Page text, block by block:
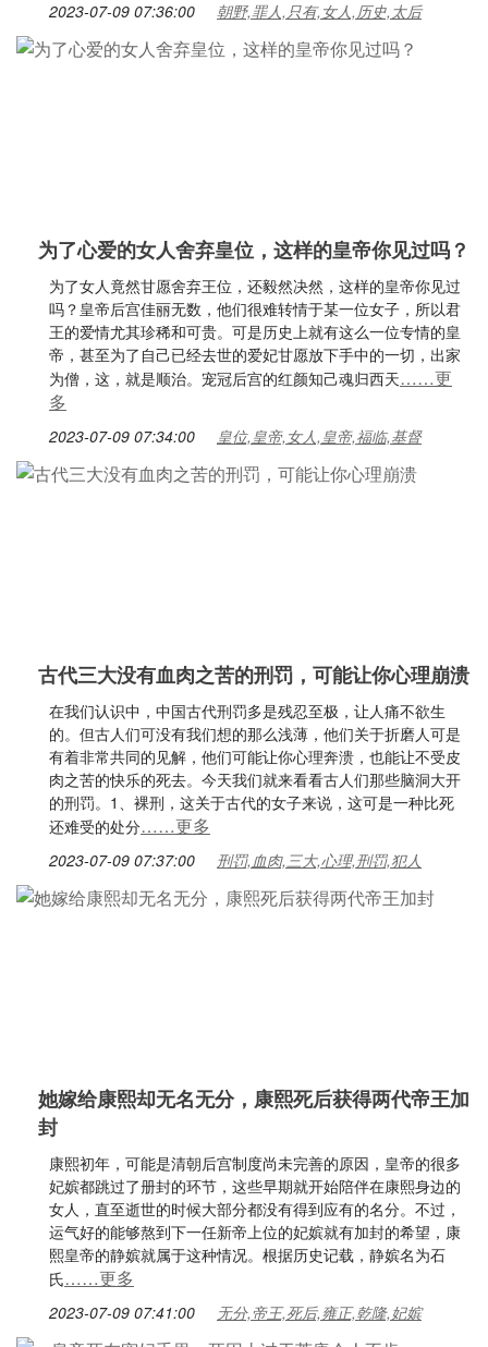
2023-07-09 07:36:00 朝野,罪人,只有,女人,历史,太后
为了心爱的女人舍弃皇位，这样的皇帝你见过吗？
为了女人竟然甘愿舍弃王位，还毅然决然，这样的皇帝你见过
吗？皇帝后宫佳丽无数，他们很难转情于某一位女子，所以君
王的爱情尤其珍稀和可贵。可是历史上就有这么一位专情的皇
帝，甚至为了自己已经去世的爱妃甘愿放下手中的一切，出家
为僧，这，就是顺治。宠冠后宫的红颜知己魂归西天……更
多
2023-07-09 07:34:00 皇位,皇帝,女人,皇帝,福临,基督
古代三大没有血肉之苦的刑罚，可能让你心理崩溃
在我们认识中，中国古代刑罚多是残忍至极，让人痛不欲生
的。但古人们可没有我们想的那么浅薄，他们关于折磨人可是
有着非常共同的见解，他们可能让你心理奔溃，也能让不受皮
肉之苦的快乐的死去。今天我们就来看看古人们那些脑洞大开
的刑罚。1、裸刑，这关于古代的女子来说，这可是一种比死
还难受的处分……更多
2023-07-09 07:37:00 刑罚,血肉,三大,心理,刑罚,犯人
她嫁给康熙却无名无分，康熙死后获得两代帝王加
封
康熙初年，可能是清朝后宫制度尚未完善的原因，皇帝的很多
妃嫔都跳过了册封的环节，这些早期就开始陪伴在康熙身边的
女人，直至逝世的时候大部分都没有得到应有的名分。不过，
运气好的能够熬到下一任新帝上位的妃嫔就有加封的希望，康
熙皇帝的静嫔就属于这种情况。根据历史记载，静嫔名为石
氏……更多
2023-07-09 07:41:00 无分,帝王,死后,雍正,乾隆,妃嫔